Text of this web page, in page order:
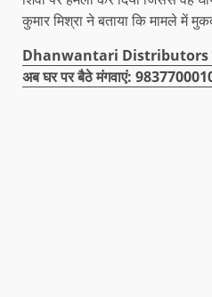
कुमार मिश्रा ने बताया कि मामले में
Dhanwantari Distributors
अब घर पर बैठे मंगवाएं: